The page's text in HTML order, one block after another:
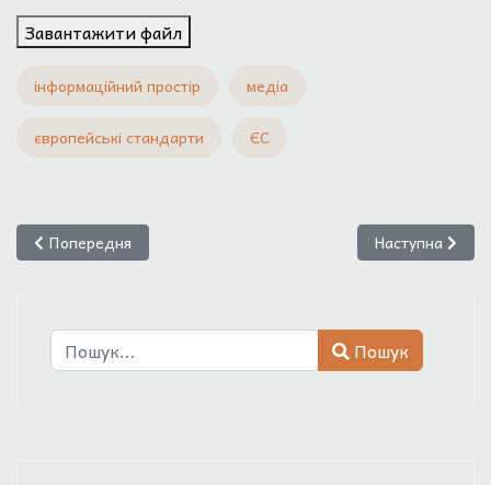
Завантажити файл
інформаційний простір медіа
європейські стандарти ЄС
Попередня стаття: Закон "Про медіа": ключові аспекти
Попередня Наступна
Наступна
Пошук
Пошук